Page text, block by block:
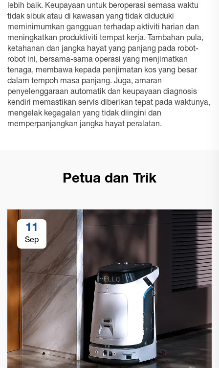
lebih baik. Keupayaan untuk beroperasi semasa waktu
tidak sibuk atau di kawasan yang tidak diduduki
meminimumkan gangguan terhadap aktiviti harian dan
meningkatkan produktiviti tempat kerja. Tambahan pula,
ketahanan dan jangka hayat yang panjang pada robot-
robot ini, bersama-sama operasi yang menjimatkan
tenaga, membawa kepada penjimatan kos yang besar
dalam tempoh masa panjang. Juga, amaran
penyelenggaraan automatik dan keupayaan diagnosis
kendiri memastikan servis diberikan tepat pada waktunya,
mengelak kegagalan yang tidak diingini dan
memperpanjangkan jangka hayat peralatan.
Petua dan Trik
11
Sep